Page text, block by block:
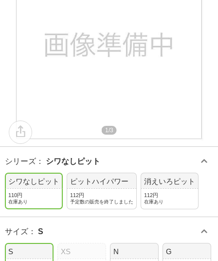
1/3
シリーズ ： シワなしピット
シワなしピット
110円
在庫あり
ピットハイパワー
112円
予定数の販売を終了しました
消えいろピット
112円
在庫あり
サイズ ： S
S XS N G